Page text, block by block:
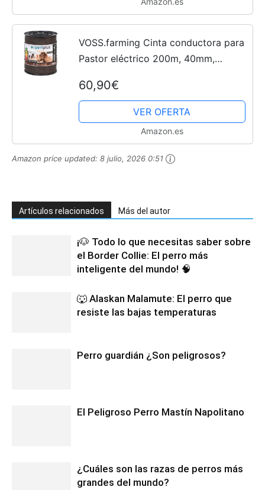
VOSS.farming Cinta conductora para
Pastor eléctrico 200m, 40mm,
60,90€
VER OFERTA
Amazon.es
Amazon price updated: 8 julio, 2026 0:51
Artículos relacionados Más del autor
¡🐶 Todo lo que necesitas saber sobre
el Border Collie: El perro más
inteligente del mundo! 🧠
🐺 Alaskan Malamute: El perro que
resiste las bajas temperaturas
Perro guardián ¿Son peligrosos?
El Peligroso Perro Mastín Napolitano
¿Cuáles son las razas de perros más
grandes del mundo?